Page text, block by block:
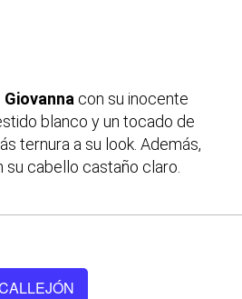
Giovanna con su inocente
blanco y un tocado de
ternura a su look. Además,
su cabello castaño claro.